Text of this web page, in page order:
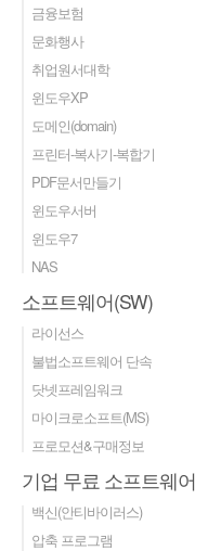
금융보험
문화행사
취업원서대학
윈도우XP
도메인(domain)
프린터-복사기-복합기
PDF문서만들기
윈도우서버
윈도우7
NAS
소프트웨어(SW)
라이선스
불법소프트웨어 단속
닷넷프레임워크
마이크로소프트(MS)
프로모션&구매정보
기업 무료 소프트웨어
백신(안티바이러스)
압축 프로그램